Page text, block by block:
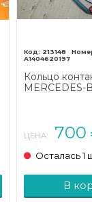
213148
A1404620197
Кольцо
MERCEDES-
ЦЕНА: 700
Осталась 1
В